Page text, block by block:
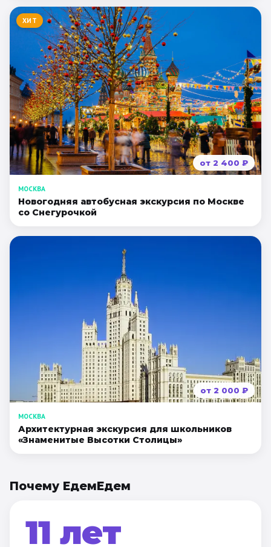
ХИТ
от 2 400 ₽
МОСКВА
Новогодняя автобусная экскурсия по Москве
со Снегурочкой
от 2 000 ₽
МОСКВА
Архитектурная экскурсия для школьников
«Знаменитые Высотки Столицы»
Почему ЕдемЕдем
11 лет